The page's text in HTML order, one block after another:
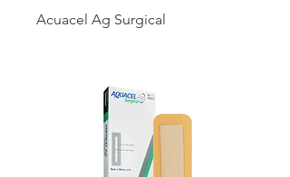
Acuacel Ag Surgical